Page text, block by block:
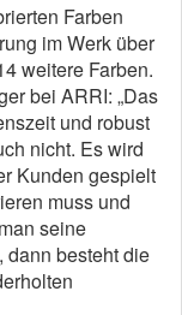
Farben
im Werk über
weitere Farben.
bei ARRI: „Das
und robust
nicht. Es wird
Kunden gespielt
muss und
seine
dann besteht die